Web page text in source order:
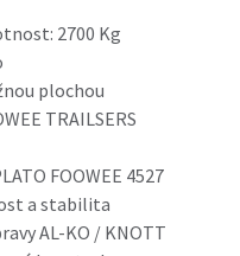
2700 Kg
plochou
TRAILSERS
FOOWEE 4527
a stabilita
AL-KO / KNOTT